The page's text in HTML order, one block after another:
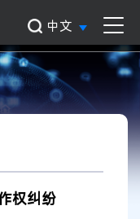
中文
权纠纷